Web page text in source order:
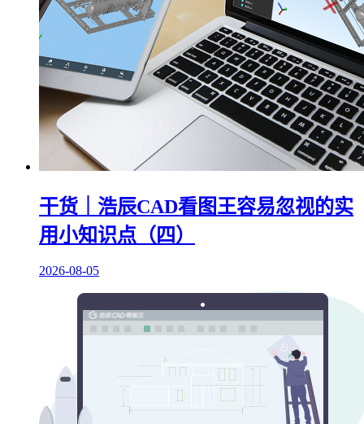
干货｜浩辰CAD看图王容易忽视的实
用小知识点（四）
2026-08-05